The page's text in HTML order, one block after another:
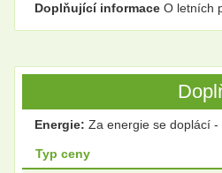
Doplňující informace O letních
Energie: Za energie se doplácí
Typ ceny